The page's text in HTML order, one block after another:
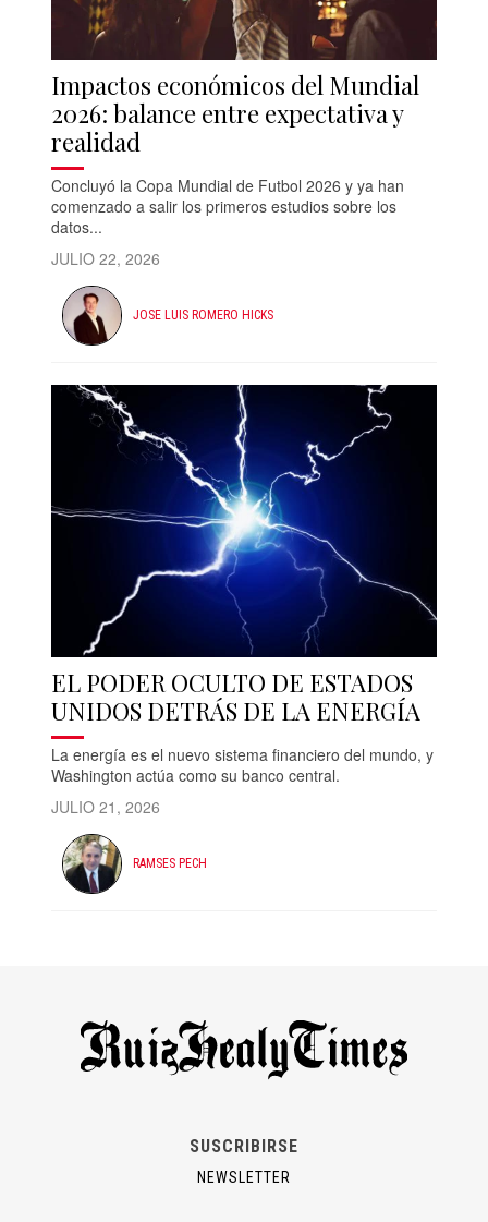
Impactos económicos del Mundial
2026: balance entre expectativa y
realidad
Concluyó la Copa Mundial de Futbol 2026 y ya han
comenzado a salir los primeros estudios sobre los
datos...
JULIO 22, 2026
JOSE LUIS ROMERO HICKS
EL PODER OCULTO DE ESTADOS
UNIDOS DETRÁS DE LA ENERGÍA
La energía es el nuevo sistema financiero del mundo, y
Washington actúa como su banco central.
JULIO 21, 2026
RAMSES PECH
SUSCRIBIRSE
NEWSLETTER